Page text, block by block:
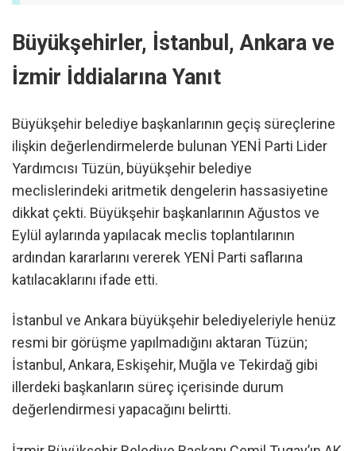
Büyükşehirler, İstanbul, Ankara ve
İzmir İddialarına Yanıt
Büyükşehir belediye başkanlarının geçiş süreçlerine
ilişkin değerlendirmelerde bulunan YENİ Parti Lider
Yardımcısı Tüzün, büyükşehir belediye
meclislerindeki aritmetik dengelerin hassasiyetine
dikkat çekti. Büyükşehir başkanlarının Ağustos ve
Eylül aylarında yapılacak meclis toplantılarının
ardından kararlarını vererek YENİ Parti saflarına
katılacaklarını ifade etti.
İstanbul ve Ankara büyükşehir belediyeleriyle henüz
resmi bir görüşme yapılmadığını aktaran Tüzün;
İstanbul, Ankara, Eskişehir, Muğla ve Tekirdağ gibi
illerdeki başkanların süreç içerisinde durum
değerlendirmesi yapacağını belirtti.